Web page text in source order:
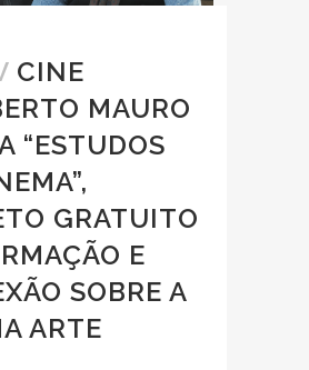
CINE
MAURO
“ESTUDOS
GRATUITO
E
SOBRE A
ARTE